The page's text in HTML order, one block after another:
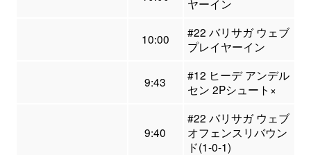
ヤーイン
10:00
#22 バリサガ ウェブ
プレイヤーイン
9:43
#12 ヒーデ アンデル
セン 2Pシュート×
9:40
#22 バリサガ ウェブ
オフェンスリバウン
ド(1-0-1)